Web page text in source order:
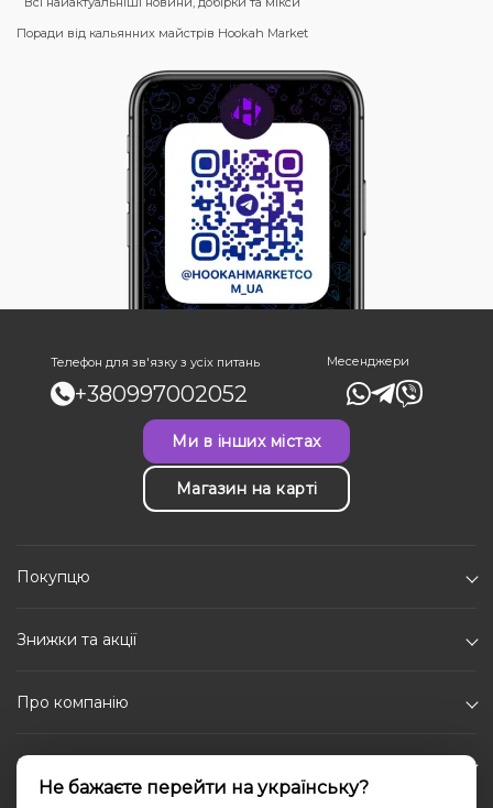
Поради від кальянних майстрів Hookah Market
Телефон для зв'язку з усіх питань
+380997002052
Месенджери
Ми в інших містах
Магазин на карті
Покупцю
Знижки та акції
Про компанію
Каталог
Не бажаєте перейти на українську?